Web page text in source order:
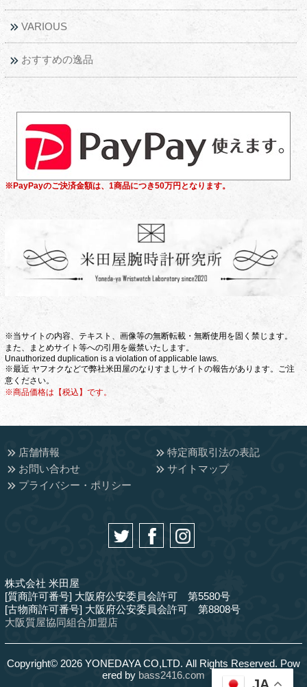
VARIOUS
おすすめの逸品
※PayPayのご決済金額は、1商品につき50万円となります。
※当サイトの内容、テキスト、画像等の無断転載・無断使用を固く禁じます。
また、まとめサイト等への引用を厳禁いたします。
Unauthorized duplication is a violation of applicable laws.
※最近 ヤフオクなどで弊社米田屋のなりすましサイトの報告があります。ご注
意ください。
※商品価格は【税込】です。
店舗情報
特定商取引法の表記
お問い合わせ
サイトマップ
プライバシー・ポリシー
株式会社 米田屋
[質商許可番号] 大阪府公安委員会許可 第5580号
[古物商許可番号] 大阪府公安委員会許可 第8808号
大阪質屋協同組合加盟店
Copyright© 2026 YONEDAYA CO,LTD. All Rights Reserved. Pow
ered by bass2416.com